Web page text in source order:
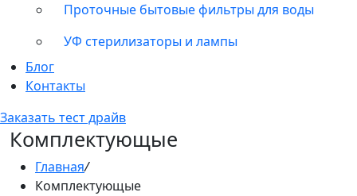
Проточные бытовые фильтры для воды
УФ стерилизаторы и лампы
Блог
Контакты
Заказать тест драйв
Комплектующые
Главная/
Комплектующые